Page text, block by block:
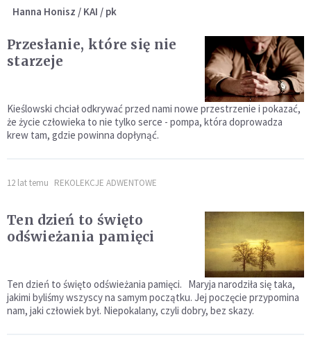
Hanna Honisz / KAI / pk
Przesłanie, które się nie
starzeje
Kieślowski chciał odkrywać przed nami nowe przestrzenie i pokazać,
że życie człowieka to nie tylko serce - pompa, która doprowadza
krew tam, gdzie powinna dopłynąć.
12 lat temu REKOLEKCJE ADWENTOWE
Ten dzień to święto
odświeżania pamięci
Ten dzień to święto odświeżania pamięci. Maryja narodziła się taka,
jakimi byliśmy wszyscy na samym początku. Jej poczęcie przypomina
nam, jaki człowiek był. Niepokalany, czyli dobry, bez skazy.